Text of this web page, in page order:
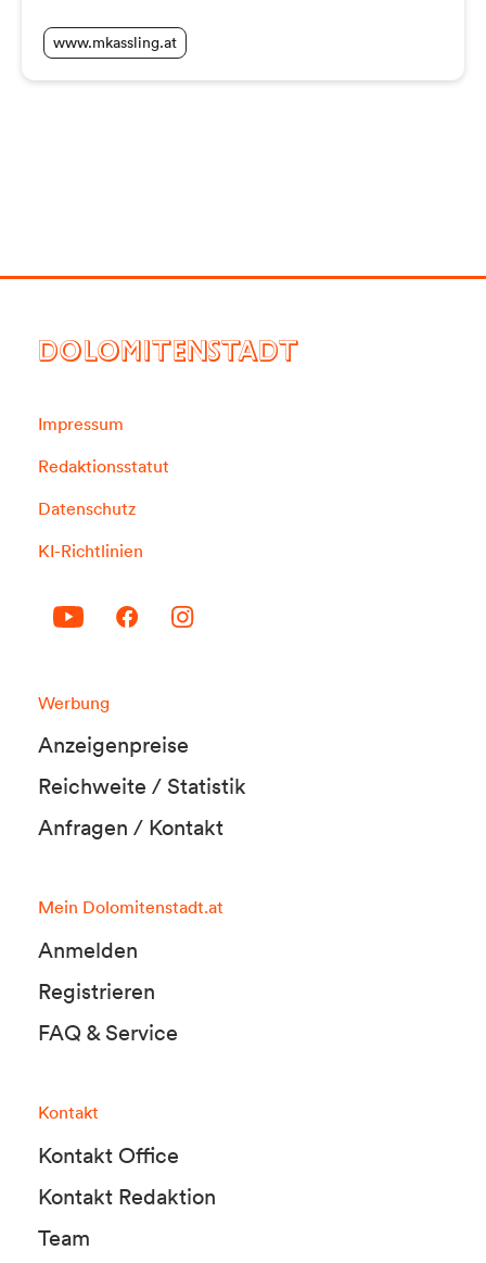
www.mkassling.at
DOLOMITENSTADT
Impressum
Redaktionsstatut
Datenschutz
KI-Richtlinien
Werbung
Anzeigenpreise
Reichweite / Statistik
Anfragen / Kontakt
Mein Dolomitenstadt.at
Anmelden
Registrieren
FAQ & Service
Kontakt
Kontakt Office
Kontakt Redaktion
Team